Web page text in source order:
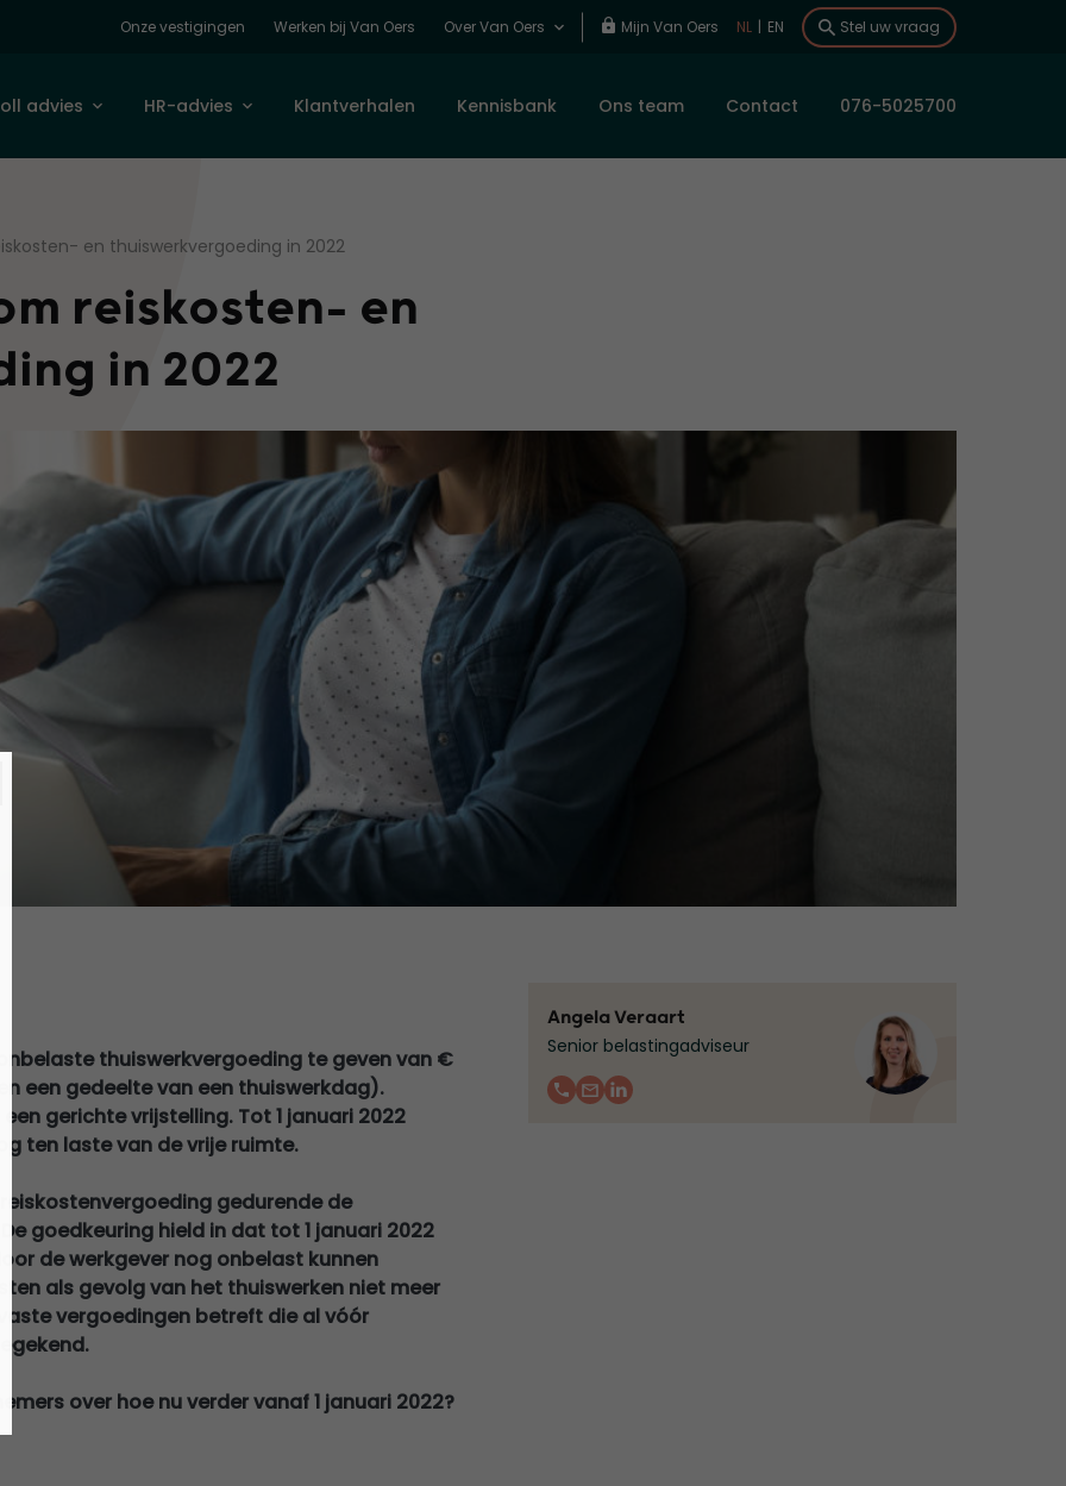
Onze vestigingen Werken bij Van Oers Over Van Oers Mijn Van Oers NL | EN Stel uw vraag
advies HR-advies Klantverhalen Kennisbank Ons team Contact 076-5025700
en thuiswerkvergoeding in 2022
reiskosten- en
in 2022
thuiswerkvergoeding te geven van €
een gedeelte van een thuiswerkdag).
gerichte vrijstelling. Tot 1 januari 2022
ten laste van de vrije ruimte.
gedurende de
goedkeuring hield in dat tot 1 januari 2022
de werkgever nog onbelast kunnen
als gevolg van het thuiswerken niet meer
vergoedingen betreft die al vóór
over hoe nu verder vanaf 1 januari 2022?
Angela Veraart
Senior belastingadviseur